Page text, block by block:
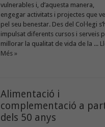
vulnerables i, d’aquesta manera,
engegar activitats i projectes que
pel seu benestar. Des del Col·legi
impulsat diferents cursos i serveis
millorar la qualitat de vida de la ...
Més »
Alimentació i
complementació a
dels 50 anys